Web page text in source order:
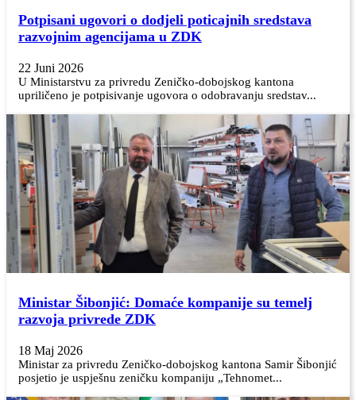
Potpisani ugovori o dodjeli poticajnih sredstava
razvojnim agencijama u ZDK
22 Juni 2026
U Ministarstvu za privredu Zeničko-dobojskog kantona
upriličeno je potpisivanje ugovora o odobravanju sredstav...
Ministar Šibonjić: Domaće kompanije su temelj
razvoja privrede ZDK
18 Maj 2026
Ministar za privredu Zeničko-dobojskog kantona Samir Šibonjić
posjetio je uspješnu zeničku kompaniju „Tehnomet...